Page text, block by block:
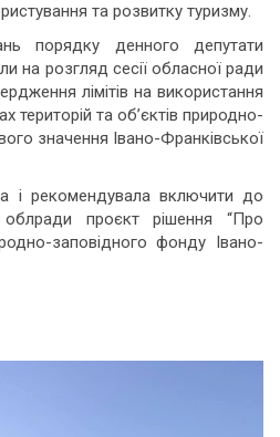
та розвитку туризму.
порядку денного депутати
на розгляд сесії обласної ради
лімітів на використання
територій та об’єктів природно-
значення Івано-Франківської
і рекомендувала включити до
проєкт рішення “Про
заповідного фонду Івано-